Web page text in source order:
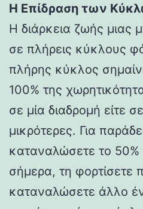
Η Επίδραση των
Η διάρκεια ζωής μιας
σε πλήρεις κύκλους
πλήρης κύκλος
100% της
σε μία διαδρομή είτε
μικρότερες. Για
καταναλώσετε το 50%
σήμερα, τη φορτίσετε
καταναλώσετε άλλο